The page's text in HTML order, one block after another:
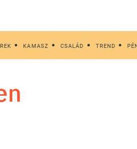
KAMASZ CSALÁD TREND